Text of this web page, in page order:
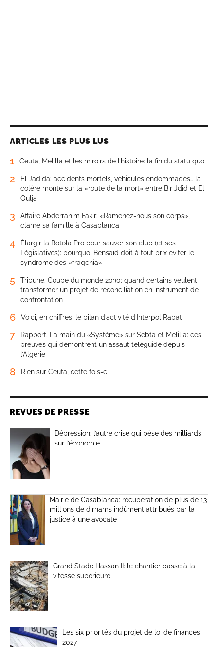
ARTICLES LES PLUS LUS
1 Ceuta, Melilla et les miroirs de l’histoire: la fin du statu quo
2
El Jadida: accidents mortels, véhicules endommagés… la
colère monte sur la «route de la mort» entre Bir Jdid et El
Oulja
3
Affaire Abderrahim Fakir: «Ramenez-nous son corps»,
clame sa famille à Casablanca
4
Élargir la Botola Pro pour sauver son club (et ses
Législatives): pourquoi Bensaïd doit à tout prix éviter le
syndrome des «fraqchia»
5
Tribune. Coupe du monde 2030: quand certains veulent
transformer un projet de réconciliation en instrument de
confrontation
6 Voici, en chiffres, le bilan d’activité d’Interpol Rabat
7
Rapport. La main du «Système» sur Sebta et Melilla: ces
preuves qui démontrent un assaut téléguidé depuis
l’Algérie
8 Rien sur Ceuta, cette fois-ci
REVUES DE PRESSE
Dépression: l’autre crise qui pèse des milliards
sur l’économie
Mairie de Casablanca: récupération de plus de 13
millions de dirhams indûment attribués par la
justice à une avocate
Grand Stade Hassan II: le chantier passe à la
vitesse supérieure
Les six priorités du projet de loi de finances
2027